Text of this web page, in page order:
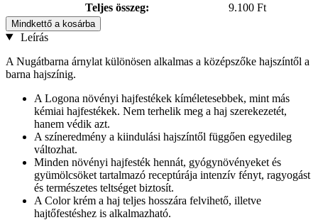
Teljes összeg:
9.100 Ft
Mindkettő a kosárba
Leírás
A Nugátbarna árnylat különösen alkalmas a középszőke hajszíntől a
barna hajszínig.
A Logona növényi hajfestékek kíméletesebbek, mint más
kémiai hajfestékek. Nem terhelik meg a haj szerekezetét,
hanem védik azt.
A színeredmény a kiindulási hajszíntől függően egyedileg
változhat.
Minden növényi hajfesték hennát, gyógynövényeket és
gyümölcsöket tartalmazó receptúrája intenzív fényt, ragyogást
és természetes teltséget biztosít.
A Color krém a haj teljes hosszára felvihető, illetve
hajtőfestéshez is alkalmazható.